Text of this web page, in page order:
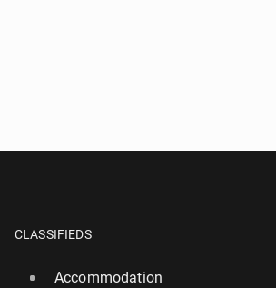
CLASSIFIEDS
Accommodation